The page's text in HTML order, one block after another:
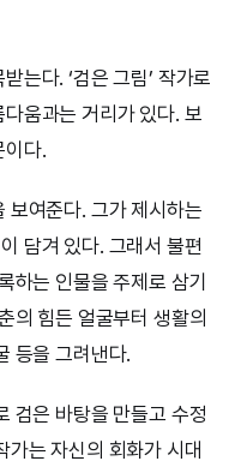
는다. ‘검은 그림’ 작가로
움과는 거리가 있다. 보
이다.
보여준다. 그가 제시하는
담겨 있다. 그래서 불편
하는 인물을 주제로 삼기
의 힘든 얼굴부터 생활의
등을 그려낸다.
검은 바탕을 만들고 수정
가는 자신의 회화가 시대